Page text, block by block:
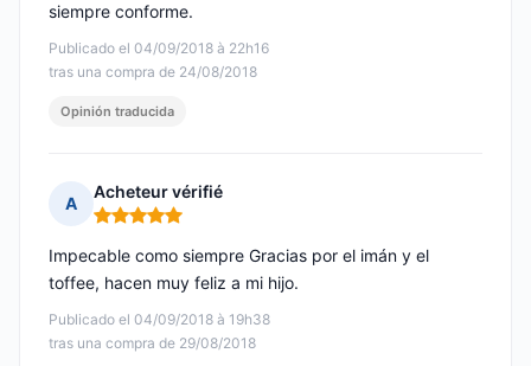
Publicado el 04/09/2018 à 22h16
tras una compra de 24/08/2018
siempre conforme.
Opinión traducida
A
Acheteur vérifié
Nota: 5 de 5
Publicado el 04/09/2018 à 19h38
tras una compra de 29/08/2018
Impecable como siempre Gracias por el imán y el
toffee, hacen muy feliz a mi hijo.